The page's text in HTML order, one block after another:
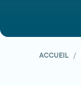
ACCUEIL